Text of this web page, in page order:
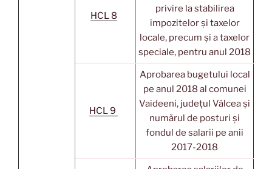
HCL 8
privire la stabilirea
impozitelor și taxelor
locale, precum și a taxelor
speciale, pentru anul 2018
HCL 9
Aprobarea bugetului local
pe anul 2018 al comunei
Vaideeni, județul Vâlcea și
numărul de posturi și
fondul de salarii pe anii
2017-2018